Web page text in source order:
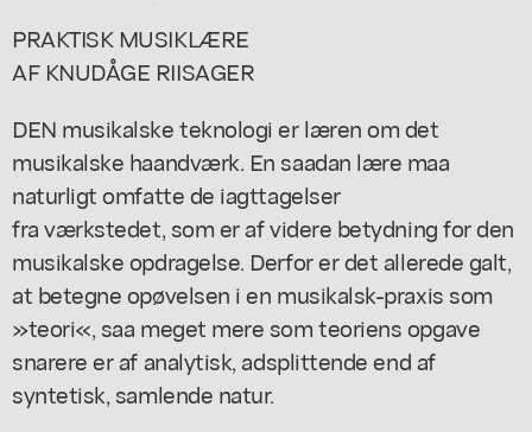
PRAKTISK MUSIKLÆRE
AF KNUDÅGE RIISAGER
DEN musikalske teknologi er læren om det
musikalske haandværk. En saadan lære maa
naturligt omfatte de iagttagelser
fra værkstedet, som er af videre betydning for den
musikalske opdragelse. Derfor er det allerede galt,
at betegne opøvelsen i en musikalsk-praxis som
»teori«, saa meget mere som teoriens opgave
snarere er af analytisk, adsplittende end af
syntetisk, samlende natur.